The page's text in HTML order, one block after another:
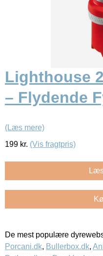
Lighthouse
– Flydende
(Læs mere)
199 kr. (Vis fragtpris)
De mest populære
Porcani.dk, Bullerbox.dk,